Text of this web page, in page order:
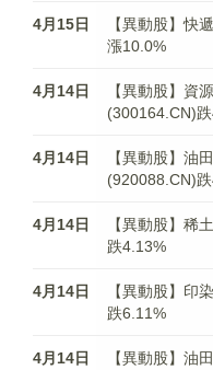
4月15日
【異動股】快
漲10.0%
4月14日
【異動股】資
(300164.CN)
4月14日
【異動股】油
(920088.CN)
4月14日
【異動股】稀
跌4.13%
4月14日
【異動股】印
跌6.11%
4月14日
【異動股】油